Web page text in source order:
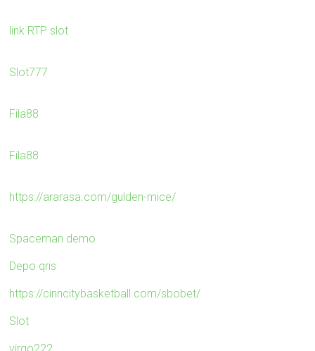
link RTP slot
Slot777
Fila88
Fila88
https://ararasa.com/gulden-mice/
Spaceman demo
Depo qris
https://cinncitybasketball.com/sbobet/
Slot
virgo222